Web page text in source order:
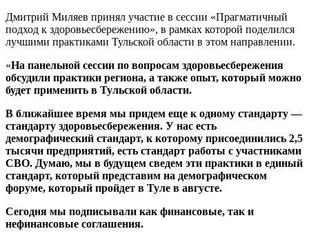
Дмитрий Миляев принял участие в сессии «Прагматичный
подход к здоровьесбережению», в рамках которой поделился
лучшими практиками Тульской области в этом направлении.
«На панельной сессии по вопросам здоровьесбережения
обсудили практики региона, а также опыт, который можно
будет применить в Тульской области.
В ближайшее время мы придем еще к одному стандарту —
стандарту здоровьесбережения. У нас есть
демографический стандарт, к которому присоединились 2,5
тысячи предприятий, есть стандарт работы с участниками
СВО. Думаю, мы в будущем сведем эти практики в единый
стандарт, который представим на демографическом
форуме, который пройдет в Туле в августе.
Сегодня мы подписывали как финансовые, так и
нефинансовые соглашения.